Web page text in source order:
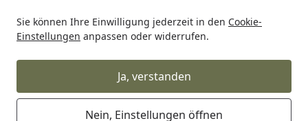
Sie können Ihre Einwilligung jederzeit in den Cookie-
Einstellungen anpassen oder widerrufen.
Ja, verstanden
Nein, Einstellungen öffnen
Startseite
TRW Trw Bremsbeläge TRW Bremsbelag MCB 540
TRW Bremsbelag MCB 540